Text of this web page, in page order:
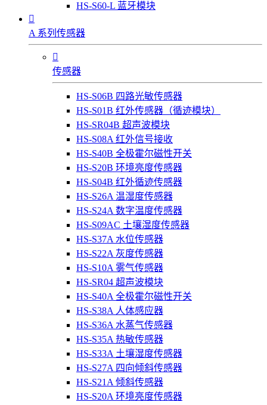
HS-S60-L 蓝牙模块

A 系列传感器

传感器
HS-S06B 四路光敏传感器
HS-S01B 红外传感器（循迹模块）
HS-SR04B 超声波模块
HS-S08A 红外信号接收
HS-S40B 全极霍尔磁性开关
HS-S20B 环境亮度传感器
HS-S04B 红外循迹传感器
HS-S26A 温湿度传感器
HS-S24A 数字温度传感器
HS-S09AC 土壤湿度传感器
HS-S37A 水位传感器
HS-S22A 灰度传感器
HS-S10A 雾气传感器
HS-SR04 超声波模块
HS-S40A 全极霍尔磁性开关
HS-S38A 人体感应器
HS-S36A 水蒸气传感器
HS-S35A 热敏传感器
HS-S33A 土壤湿度传感器
HS-S27A 四向倾斜传感器
HS-S21A 倾斜传感器
HS-S20A 环境亮度传感器